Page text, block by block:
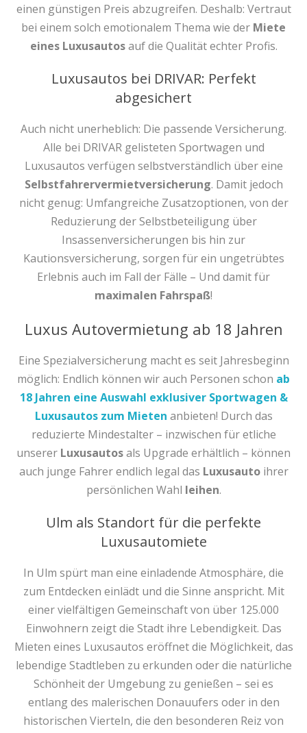
einen günstigen Preis abzugreifen. Deshalb: Vertraut
bei einem solch emotionalem Thema wie der Miete
eines Luxusautosauf die Qualität echter Profis.
Luxusautos bei DRIVAR: Perfekt
abgesichert
Auch nicht unerheblich: Die passende Versicherung.
Alle bei DRIVAR gelisteten Sportwagen und
Luxusautos verfügen selbstverständlich über eine
Selbstfahrervermietversicherung. Damit jedoch
nicht genug: Umfangreiche Zusatzoptionen, von der
Reduzierung der Selbstbeteiligung über
Insassenversicherungen bis hin zur
Kautionsversicherung, sorgen für ein ungetrübtes
Erlebnis auch im Fall der Fälle – Und damit für
maximalen Fahrspaß!
Luxus Autovermietung ab 18 Jahren
Eine Spezialversicherung macht es seit Jahresbeginn
möglich: Endlich können wir auch Personen schon ab
18 Jahren eine Auswahl exklusiver Sportwagen &
Luxusautos zum Mieten anbieten! Durch das
reduzierte Mindestalter – inzwischen für etliche
unserer Luxusautosals Upgrade erhältlich – können
auch junge Fahrer endlich legal das Luxusautoihrer
persönlichen Wahl leihen.
Ulm als Standort für die perfekte
Luxusautomiete
In Ulm spürt man eine einladende Atmosphäre, die
zum Entdecken einlädt und die Sinne anspricht. Mit
einer vielfältigen Gemeinschaft von über 125.000
Einwohnern zeigt die Stadt ihre Lebendigkeit. Das
Mieten eines Luxusautos eröffnet die Möglichkeit, das
lebendige Stadtleben zu erkunden oder die natürliche
Schönheit der Umgebung zu genießen – sei es
entlang des malerischen Donauufers oder in den
historischen Vierteln, die den besonderen Reiz von